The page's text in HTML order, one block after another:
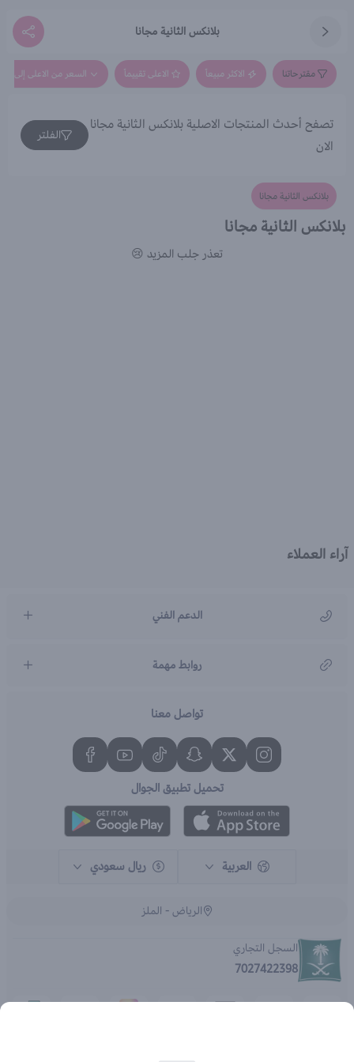
بلانكس الثانية مجانا
مقترحاتنا الاكثر مبيعاً الاعلى تقييماً السعر من الاعلى إلى
تصفح أحدث المنتجات الاصلية بلانكس الثانية مجانا
الان
الفلتر
بلانكس الثانية مجانا
بلانكس الثانية مجانا
تعذر جلب المزيد 😢
آراء العملاء
الدعم الفني
روابط مهمة
تواصل معنا
تحميل تطبيق الجوال
العربية ريال سعودي
الرياض - الملز
السجل التجاري
7027422398